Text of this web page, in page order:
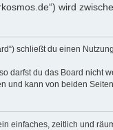
wird
schließt du einen
darfst du das Board
und kann von beiden
einfaches, zeitlich und